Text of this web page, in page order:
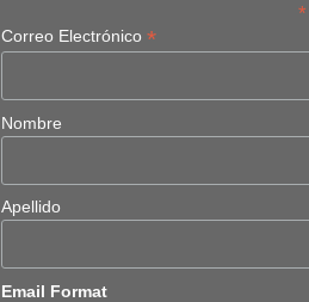
*
Correo Electrónico*
Nombre
Apellido
Email Format